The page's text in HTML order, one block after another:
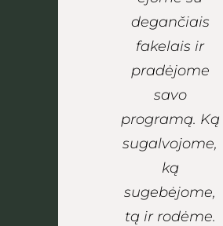
degančiais
fakelais ir
pradėjome
savo
programą. Ką
sugalvojome,
ką
sugebėjome,
tą ir rodėme.